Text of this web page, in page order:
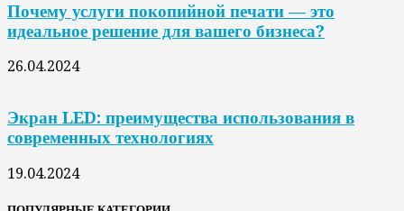
Почему услуги покопийной печати — это
идеальное решение для вашего бизнеса?
26.04.2024
Экран LED: преимущества использования в
современных технологиях
19.04.2024